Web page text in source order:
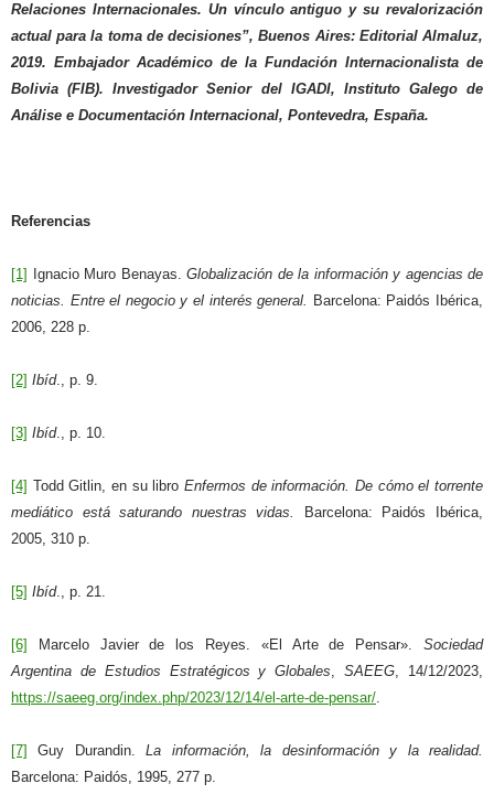
Relaciones Internacionales. Un vínculo antiguo y su revalorización
actual para la toma de decisiones”, Buenos Aires: Editorial Almaluz,
2019. Embajador Académico de la Fundación Internacionalista de
Bolivia (FIB).Investigador Senior del IGADI, Instituto Galego de
Análise e Documentación Internacional, Pontevedra, España.
Referencias
[1] Ignacio Muro Benayas. Globalización de la información y agencias de
noticias. Entre el negocio y el interés general. Barcelona: Paidós Ibérica,
2006, 228 p.
[2] Ibíd., p. 9.
[3] Ibíd., p. 10.
[4] Todd Gitlin, en su libro Enfermos de información. De cómo el torrente
mediático está saturando nuestras vidas.
Barcelona: Paidós Ibérica,
2005, 310 p.
[5] Ibíd., p. 21.
[6] Marcelo Javier de los Reyes. «El Arte de Pensar». Sociedad
Argentina de Estudios Estratégicos y Globales,SAEEG, 14/12/2023,
https://saeeg.org/index.php/2023/12/14/el-arte-de-pensar/.
[7] Guy Durandin.La información, la desinformación y la realidad.
Barcelona: Paidós, 1995, 277 p.